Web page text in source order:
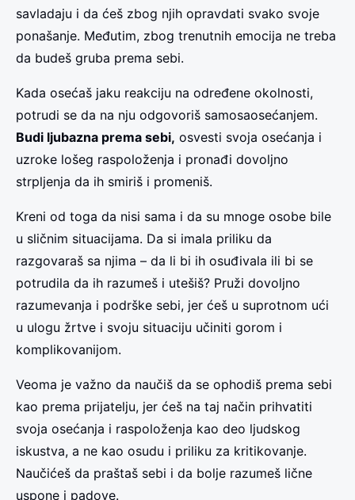
savladaju i da ćeš zbog njih opravdati svako svoje
ponašanje. Međutim, zbog trenutnih emocija ne treba
da budeš gruba prema sebi.
Kada osećaš jaku reakciju na određene okolnosti,
potrudi se da na nju odgovoriš samosaosećanjem.
Budi ljubazna prema sebi, osvesti svoja osećanja i
uzroke lošeg raspoloženja i pronađi dovoljno
strpljenja da ih smiriš i promeniš.
Kreni od toga da nisi sama i da su mnoge osobe bile
u sličnim situacijama. Da si imala priliku da
razgovaraš sa njima – da li bi ih osuđivala ili bi se
potrudila da ih razumeš i utešiš? Pruži dovoljno
razumevanja i podrške sebi, jer ćeš u suprotnom ući
u ulogu žrtve i svoju situaciju učiniti gorom i
komplikovanijom.
Veoma je važno da naučiš da se ophodiš prema sebi
kao prema prijatelju, jer ćeš na taj način prihvatiti
svoja osećanja i raspoloženja kao deo ljudskog
iskustva, a ne kao osudu i priliku za kritikovanje.
Naučićeš da praštaš sebi i da bolje razumeš lične
uspone i padove.